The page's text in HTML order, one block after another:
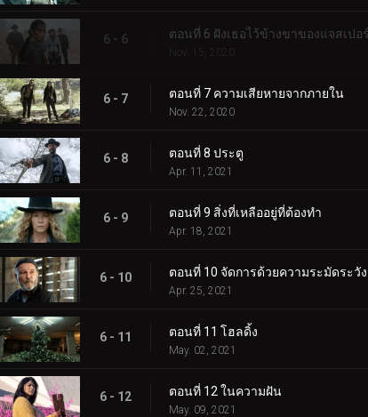
6 - 6 ตอนที่ 6 ฝังเธอไว้ข้างขาของแจสเปอร์
6 - 7 ตอนที่ 7 ความเสียหายจากภายใน
Nov. 22, 2020
6 - 8 ตอนที่ 8 ประตู
Apr. 11, 2021
6 - 9 ตอนที่ 9 สิ่งที่เหลืออยู่ที่ต้องทำ
Apr. 18, 2021
6 - 10 ตอนที่ 10 จัดการด้วยความระมัดระวัง
Apr. 25, 2021
6 - 11 ตอนที่ 11 โฮลดิ้ง
May. 02, 2021
6 - 12 ตอนที่ 12 ในความฝัน
May. 09, 2021